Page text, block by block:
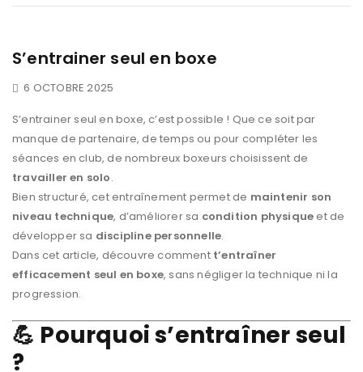
S’entrainer seul en boxe
6 OCTOBRE 2025
S’entrainer seul en boxe, c’est possible ! Que ce soit par
manque de partenaire, de temps ou pour compléter les
séances en club, de nombreux boxeurs choisissent de
travailler en solo.
Bien structuré, cet entraînement permet de maintenir son
niveau technique, d’améliorer sa condition physique et de
développer sa discipline personnelle.
Dans cet article, découvre comment t’entraîner
efficacement seul en boxe, sans négliger la technique ni la
progression.
💪 Pourquoi s’entraîner seul
?